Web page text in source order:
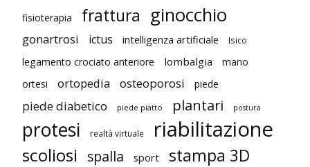
fisioterapia frattura ginocchio
gonartrosi ictus intelligenza artificiale Isico
legamento crociato anteriore lombalgia
mano
ortesi
ortopedia osteoporosi piede
piede diabetico piede piatto plantari postura
protesi realtà virtuale riabilitazione
scoliosi spalla sport stampa 3D